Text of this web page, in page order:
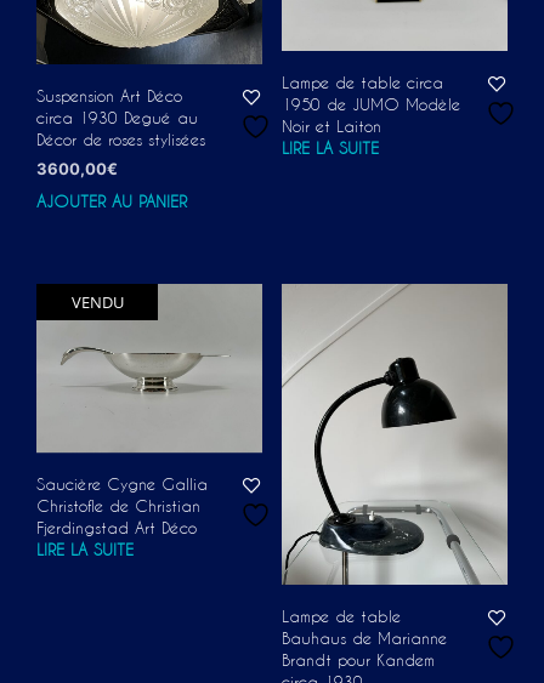
Suspension Art Déco
circa 1930 Degué au
Décor de roses stylisées
3600,00€
AJOUTER AU PANIER
Lampe de table circa
1950 de JUMO Modèle
Noir et Laiton
LIRE LA SUITE
VENDU
Saucière Cygne Gallia
Christofle de Christian
Fjerdingstad Art Déco
LIRE LA SUITE
Lampe de table
Bauhaus de Marianne
Brandt pour Kandem